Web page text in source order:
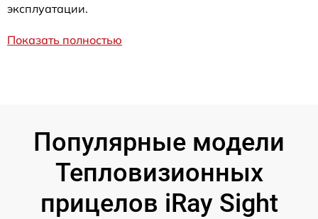
эксплуатации.
Показать полностью
Популярные модели
Тепловизионных
прицелов iRay Sight